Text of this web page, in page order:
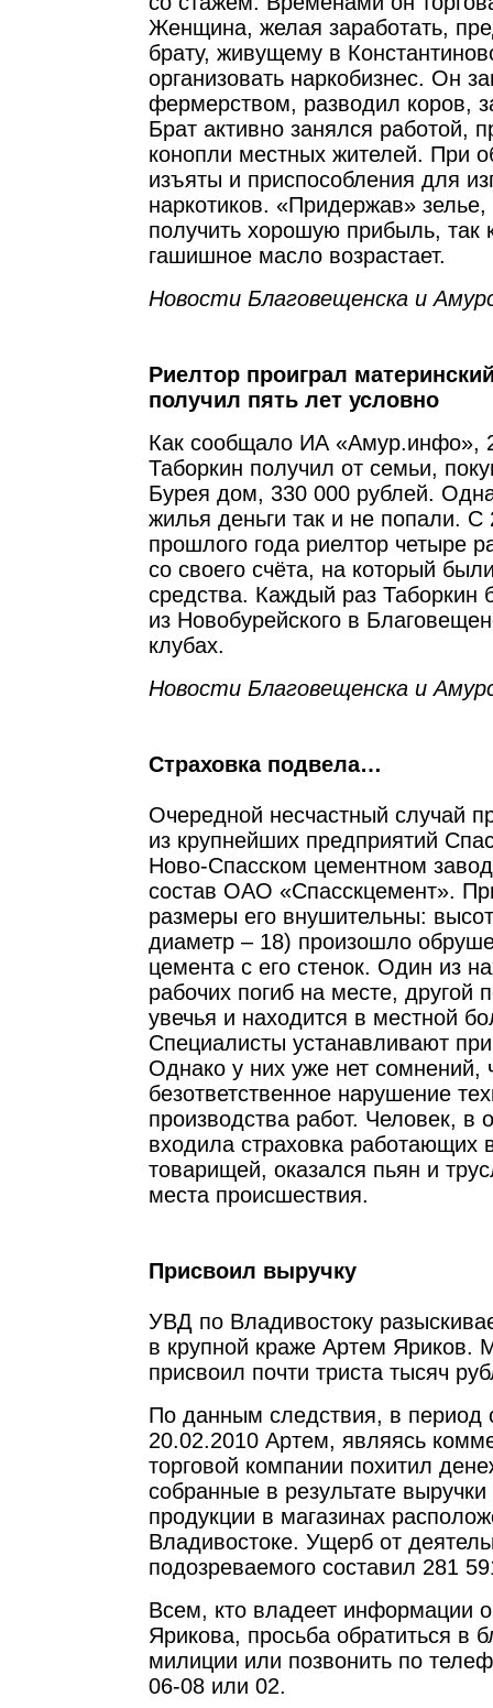
Женщина, желая заработать,
брату, живущему в
организовать наркобизнес. Он
фермерством, разводил коров,
Брат активно занялся работой,
конопли местных жителей. При
изъяты и приспособления для
наркотиков. «Придержав»
получить хорошую прибыль, так
гашишное масло возрастает.
Новости Благовещенска и
Риелтор проиграл
получил пять лет условно
Как сообщало ИА «Амур.инфо»,
Таборкин получил от семьи,
Бурея дом, 330 000 рублей.
жилья деньги так и не попали. С
прошлого года риелтор четыре
со своего счёта, на который
средства. Каждый раз Таборкин
из Новобурейского в
клубах.
Новости Благовещенска и
Страховка подвела…
Очередной несчастный случай
из крупнейших предприятий
Ново-Спасском цементном
состав ОАО «Спасскцемент».
размеры его внушительны:
диаметр – 18) произошло
цемента с его стенок. Один из
рабочих погиб на месте, другой
увечья и находится в местной
Специалисты устанавливают
Однако у них уже нет сомнений,
безответственное нарушение
производства работ. Человек, в
входила страховка работающих
товарищей, оказался пьян и
места происшествия.
Присвоил выручку
УВД по Владивостоку
в крупной краже Артем Яриков.
присвоил почти триста тысяч
По данным следствия, в период
20.02.2010 Артем, являясь
торговой компании похитил
собранные в результате
продукции в магазинах
Владивостоке. Ущерб от
подозреваемого составил 281
Всем, кто владеет информации
Ярикова, просьба обратиться в
милиции или позвонить по
06-08 или 02.